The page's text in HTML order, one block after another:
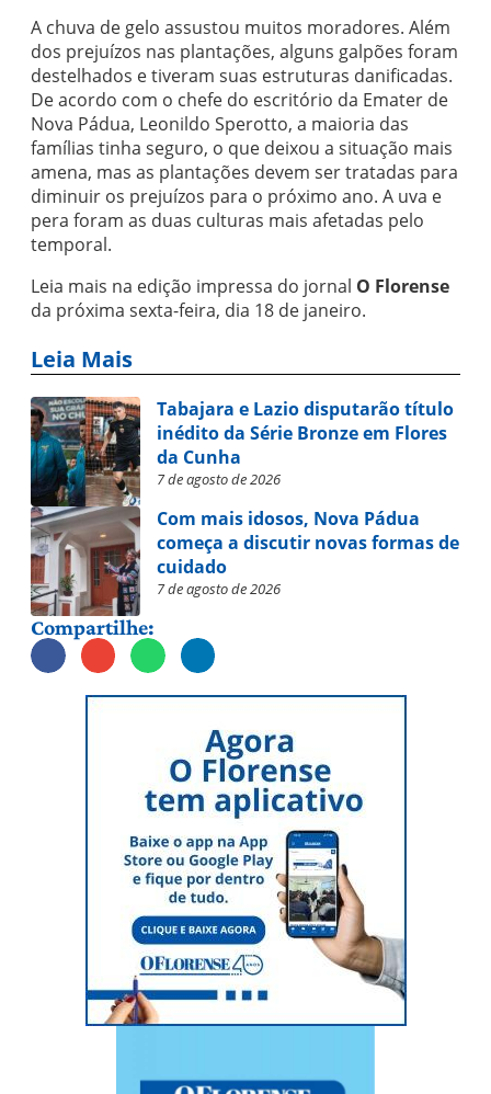
A chuva de gelo assustou muitos moradores. Além
dos prejuízos nas plantações, alguns galpões foram
destelhados e tiveram suas estruturas danificadas.
De acordo com o chefe do escritório da Emater de
Nova Pádua, Leonildo Sperotto, a maioria das
famílias tinha seguro, o que deixou a situação mais
amena, mas as plantações devem ser tratadas para
diminuir os prejuízos para o próximo ano. A uva e
pera foram as duas culturas mais afetadas pelo
temporal.
Leia mais na edição impressa do jornal O Florense
da próxima sexta-feira, dia 18 de janeiro.
Leia Mais
Tabajara e Lazio disputarão título
inédito da Série Bronze em Flores
da Cunha
7 de agosto de 2026
Com mais idosos, Nova Pádua
começa a discutir novas formas de
cuidado
7 de agosto de 2026
Compartilhe: